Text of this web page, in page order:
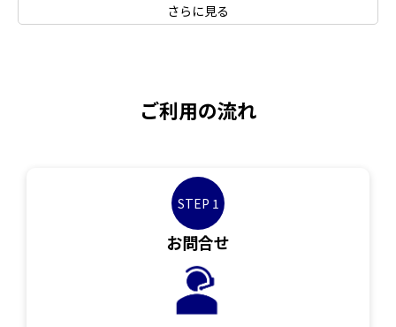
さらに見る
ご利用の流れ
STEP 1
お問合せ